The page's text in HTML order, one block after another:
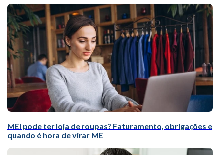
MEI pode ter loja de roupas? Faturamento, obrigações e
quando é hora de virar ME